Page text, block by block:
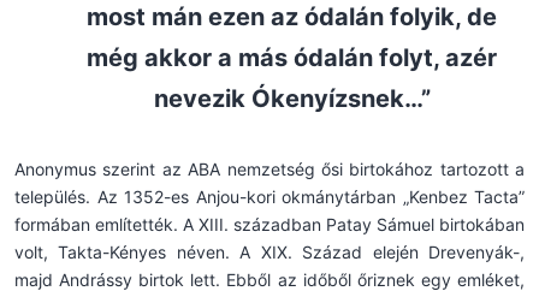
most mán ezen az ódalán folyik, de
még akkor a más ódalán folyt, azér
nevezik Ókenyízsnek…”
Anonymus szerint az ABA nemzetség ősi birtokához tartozott a
település. Az 1352-es Anjou-kori okmánytárban „Kenbez Tacta”
formában említették. A XIII. században Patay Sámuel birtokában
volt, Takta-Kényes néven. A XIX. Század elején Drevenyák-,
majd Andrássy birtok lett. Ebből az időből őriznek egy emléket,